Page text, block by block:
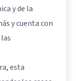
y de la
y cuenta con
esta